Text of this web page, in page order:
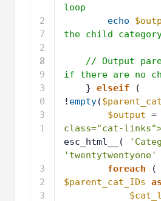
2
7
2
8
2
9
3
0
3
1
3
2
3
loop
echo
the child
// Output
if there are no
} elseif
(
! empty(
$output =
class="cat-
esc_html__(
'twentytwentyone'
foreach
$parent_cat_IDs as